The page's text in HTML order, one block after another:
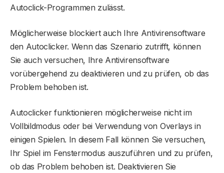
Autoclick-Programmen zulässt.
Möglicherweise blockiert auch Ihre Antivirensoftware
den Autoclicker. Wenn das Szenario zutrifft, können
Sie auch versuchen, Ihre Antivirensoftware
vorübergehend zu deaktivieren und zu prüfen, ob das
Problem behoben ist.
Autoclicker funktionieren möglicherweise nicht im
Vollbildmodus oder bei Verwendung von Overlays in
einigen Spielen. In diesem Fall können Sie versuchen,
Ihr Spiel im Fenstermodus auszuführen und zu prüfen,
ob das Problem behoben ist. Deaktivieren Sie